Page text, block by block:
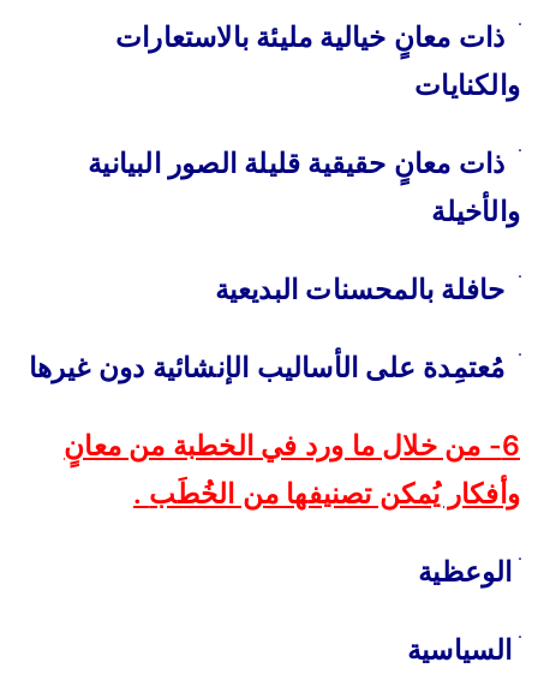
ذات معانٍ خيالية مليئة بالاستعارات
والكنايات
ذات معانٍ حقيقية قليلة الصور البيانية
والأخيلة
حافلة بالمحسنات البديعية
مُعتمِدة على الأساليب الإنشائية دون غيرها
6- من خلال ما ورد في الخطبة من معانٍ
وأفكار يُمكن تصنيفها من الخُطَب .
الوعظية
السياسية